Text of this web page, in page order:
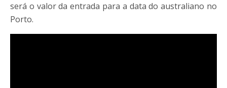
será o valor da entrada para a data do australiano no
Porto.